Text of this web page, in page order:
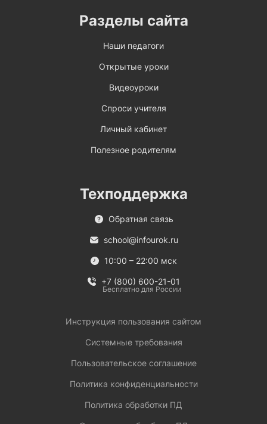
Разделы сайта
Наши педагоги
Открытые уроки
Видеоуроки
Спроси учителя
Личный кабинет
Полезное родителям
Техподдержка
Обратная связь
school@infourok.ru
10:00 – 22:00 мск
+7 (800) 600-21-01
Бесплатно для России
Инструкция пользования сайтом
Системные требования
Пользовательское соглашение
Политика конфиденциальности
Политика обработки ПД